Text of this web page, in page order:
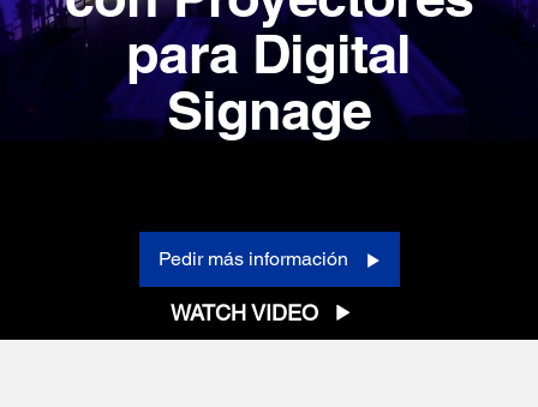
para Digital
Signage
Pedir más información
WATCH VIDEO